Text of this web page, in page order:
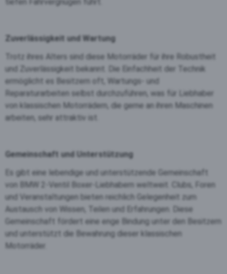
Zuverlässigkeit und Wartung
Trotz ihres Alters sind diese Motorräder für ihre Robustheit
und Zuverlässigkeit bekannt. Die Einfachheit der Technik
ermöglicht es Besitzern oft, Wartungs- und
Reparaturarbeiten selbst durchzuführen, was für Liebhaber
von klassischen Motorrädern, die gerne an ihren Maschinen
arbeiten, sehr attraktiv ist.
Gemeinschaft und Unterstützung
Es gibt eine lebendige und unterstützende Gemeinschaft
von BMW 2-Ventil Boxer-Liebhabern weltweit. Clubs, Foren
und Veranstaltungen bieten reichlich Gelegenheit zum
Austausch von Wissen, Teilen und Erfahrungen. Diese
Gemeinschaft fördert eine enge Bindung unter den Besitzern
und unterstützt die Bewahrung dieser klassischen
Motorräder.